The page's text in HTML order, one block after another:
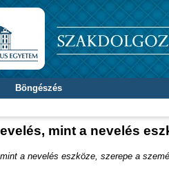
Böngészés
mint a nevelés
a nevelés eszköze, szerepe a